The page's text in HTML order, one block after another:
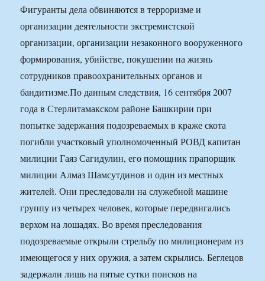
Фигуранты дела обвиняются в терроризме и
организации деятельности экстремистской
организации, организации незаконного вооруженного
формирования, убийстве, покушении на жизнь
сотрудников правоохранительных органов и
бандитизме.По данным следствия, 16 сентября 2007
года в Стерлитамакском районе Башкирии при
попытке задержания подозреваемых в краже скота
погибли участковый уполномоченный РОВД капитан
милиции Гаяз Сагидулин, его помощник прапорщик
милиции Алмаз Шамсутдинов и один из местных
жителей. Они преследовали на служебной машине
группу из четырех человек, которые передвигались
верхом на лошадях. Во время преследования
подозреваемые открыли стрельбу по милиционерам из
имеющегося у них оружия, а затем скрылись. Беглецов
задержали лишь на пятые сутки поисков на